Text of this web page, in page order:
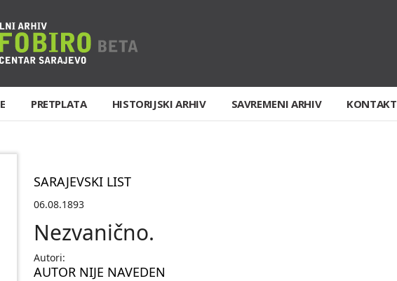
PRETPLATA HISTORIJSKI ARHIV SAVREMENI ARHIV KONTAKT
SARAJEVSKI LIST
06.08.1893
Nezvanično.
Autori:
AUTOR NIJE NAVEDEN